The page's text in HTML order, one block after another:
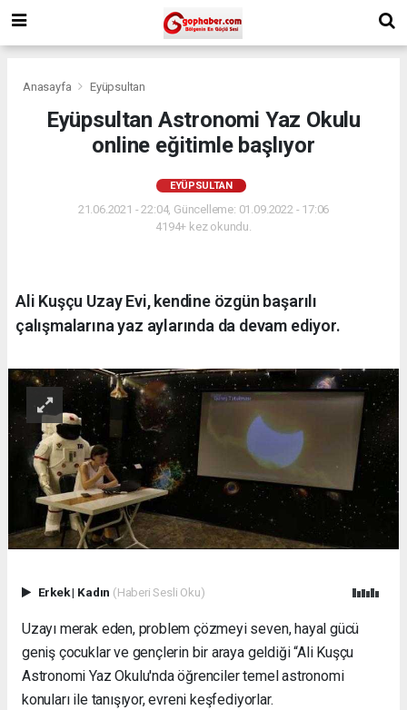
Anasayfa Eyüpsultan
Eyüpsultan Astronomi Yaz Okulu
online eğitimle başlıyor
EYÜPSULTAN
21.06.2021 - 22:04, Güncelleme: 01.09.2022 - 17:06
4194+ kez okundu.
Ali Kuşçu Uzay Evi, kendine özgün başarılı
çalışmalarına yaz aylarında da devam ediyor.
Erkek| Kadın (Haberi Sesli Oku)
Uzayı merak eden, problem çözmeyi seven, hayal gücü
geniş çocuklar ve gençlerin bir araya geldiği “Ali Kuşçu
Astronomi Yaz Okulu'nda öğrenciler temel astronomi
konuları ile tanışıyor, evreni keşfediyorlar.